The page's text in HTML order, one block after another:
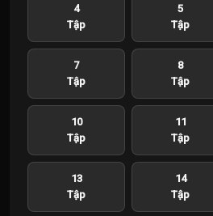
4
Tập
5
Tập
7
Tập
8
Tập
10
Tập
11
Tập
13
Tập
14
Tập